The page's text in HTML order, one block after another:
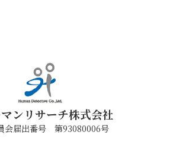
ンリサーチ株式会社
会届出番号 第93080006号